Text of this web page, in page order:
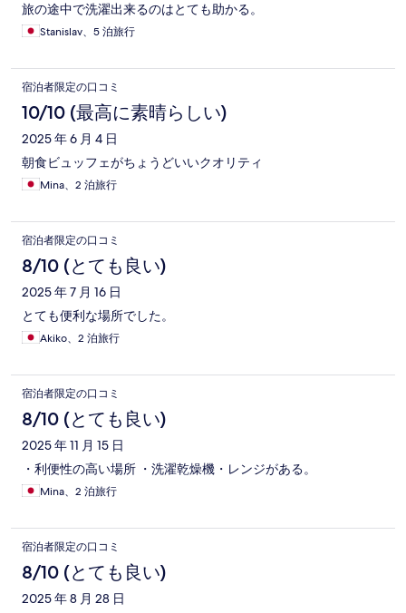
旅の途中で洗濯出来るのはとても助かる。
Stanislav、5 泊旅行
宿泊者限定の口コミ
10/10 (最高に素晴らしい)
2025 年 6 月 4 日
朝食ビュッフェがちょうどいいクオリティ
Mina、2 泊旅行
宿泊者限定の口コミ
8/10 (とても良い)
2025 年 7 月 16 日
とても便利な場所でした。
Akiko、2 泊旅行
宿泊者限定の口コミ
8/10 (とても良い)
2025 年 11 月 15 日
・利便性の高い場所 ・洗濯乾燥機・レンジがある。
Mina、2 泊旅行
宿泊者限定の口コミ
8/10 (とても良い)
2025 年 8 月 28 日